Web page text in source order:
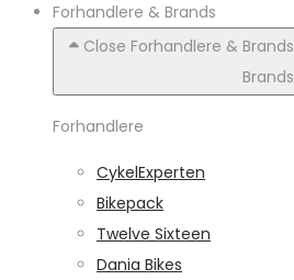
Forhandlere & Brands
Close Forhandlere & Brands
Brands
Forhandlere
CykelExperten
Bikepack
Twelve Sixteen
Dania Bikes